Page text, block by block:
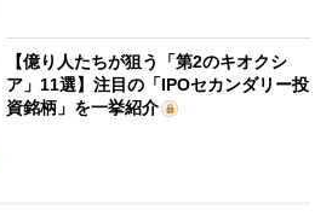
【億り人たちが狙う「第2のキオクシ
ア」11選】注目の「IPOセカンダリー投
資銘柄」を一挙紹介